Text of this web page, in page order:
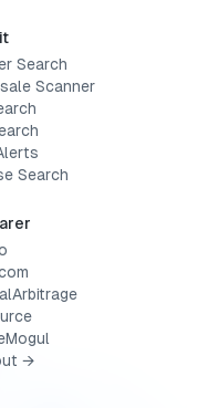
Search
Scanner
Search
→